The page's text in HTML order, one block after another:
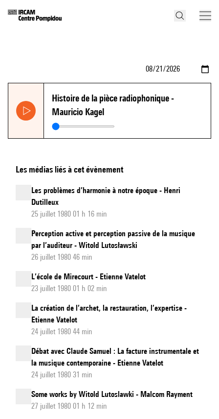
Histoire de la pièce radiophonique -
Mauricio Kagel
Les médias liés à cet évènement
Les problèmes d’harmonie à notre époque - Henri
Dutilleux
25 juillet 1980 01 h 16 min
Perception active et perception passive de la musique
par l’auditeur - Witold Lutosławski
26 juillet 1980 46 min
L’école de Mirecourt - Etienne Vatelot
23 juillet 1980 01 h 02 min
La création de l’archet, la restauration, l’expertise -
Etienne Vatelot
24 juillet 1980 44 min
Débat avec Claude Samuel : La facture instrumentale et
la musique contemporaine - Etienne Vatelot
24 juillet 1980 31 min
Some works by Witold Lutoslawki - Malcom Rayment
27 juillet 1980 01 h 12 min